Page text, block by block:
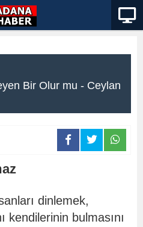
Bir Olur mu - Ceylan
dinlemek,
kendilerinin bulmasını